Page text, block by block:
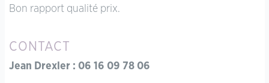
Bon rapport qualité prix.
CONTACT
Jean Drexler : 06 16 09 78 06